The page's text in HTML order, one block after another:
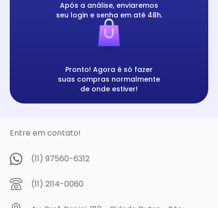
Após a análise, enviaremos
seu login e senha em até 48h.
Pronto! Agora é só fazer
suas compras normalmente
de onde estiver!
Entre em contato!
(11) 97560-6312
(11) 2114-0060